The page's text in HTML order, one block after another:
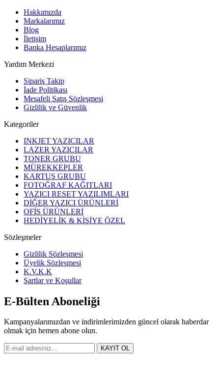
Hakkımızda
Markalarımız
Blog
İletişim
Banka Hesaplarımız
Yardım Merkezi
Sipariş Takip
İade Politikası
Mesafeli Satış Sözleşmesi
Gizlilik ve Güvenlik
Kategoriler
INKJET YAZICILAR
LAZER YAZICILAR
TONER GRUBU
MÜREKKEPLER
KARTUŞ GRUBU
FOTOĞRAF KAĞITLARI
YAZICI RESET YAZILIMLARI
DİĞER YAZICI ÜRÜNLERİ
OFİS ÜRÜNLERİ
HEDİYELİK & KİŞİYE ÖZEL
Sözleşmeler
Gizlilik Sözleşmesi
Üyelik Sözleşmesi
K.V.K.K
Şartlar ve Koşullar
E-Bülten Aboneliği
Kampanyalarımızdan ve indirimlerimizden güncel olarak haberdar
olmak için hemen abone olun.
KAYIT OL